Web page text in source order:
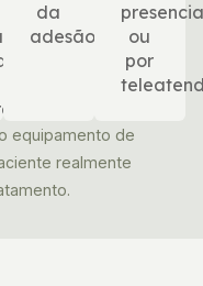
da
adesão
ou
por
equipamento de
realmente